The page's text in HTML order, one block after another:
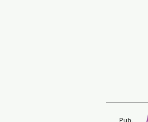
Pub.